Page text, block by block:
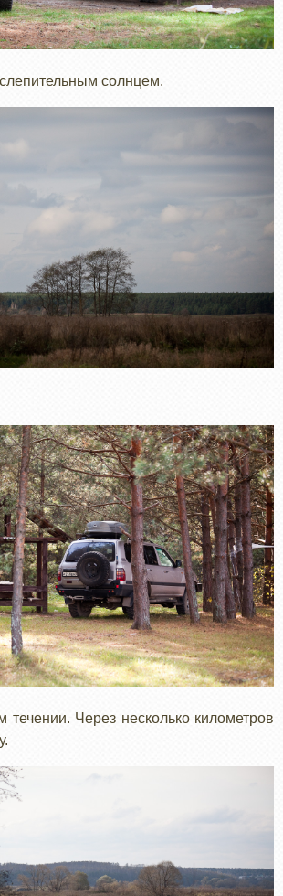
солнцем.
Через несколько километров